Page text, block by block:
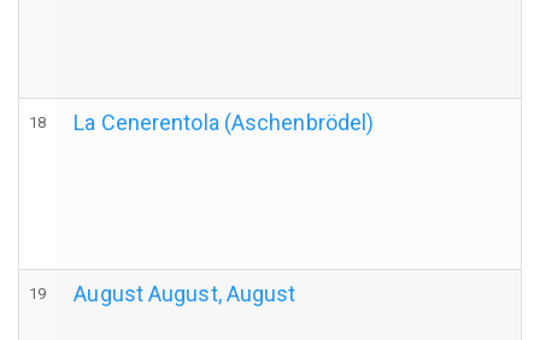
18 La Cenerentola (Aschenbrödel)
19 August August, August